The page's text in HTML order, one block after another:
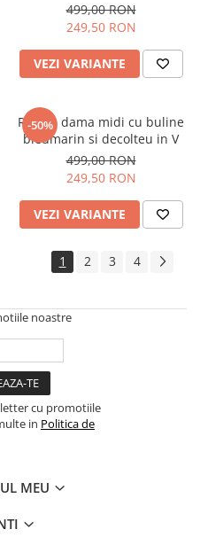
499,00 RON
249,50 RON
VEZI VARIANTE
-50%
Rochie dama midi cu buline
bleumarin si decolteu in V
499,00 RON
249,50 RON
VEZI VARIANTE
1 2 3 4
noastre
cu promotiile
in Politica de
MEU